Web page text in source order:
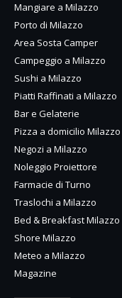
Mangiare a Milazzo
Porto di Milazzo
Area Sosta Camper
Campeggio a Milazzo
Sushi a Milazzo
Piatti Raffinati a Milazzo
Bar e Gelaterie
Pizza a domicilio Milazzo
Negozi a Milazzo
Noleggio Proiettore
Farmacie di Turno
Traslochi a Milazzo
Bed & Breakfast Milazzo
Shore Milazzo
Meteo a Milazzo
Magazine